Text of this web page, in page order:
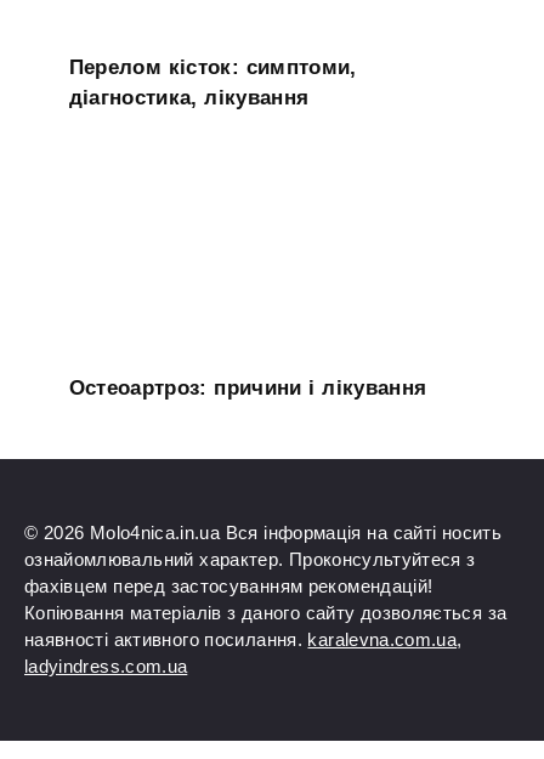
Перелом кісток: симптоми,
діагностика, лікування
Остеоартроз: причини і лікування
© 2026 Molo4nica.in.ua Вся інформація на сайті носить
ознайомлювальний характер. Проконсультуйтеся з
фахівцем перед застосуванням рекомендацій!
Копіювання матеріалів з даного сайту дозволяється за
наявності активного посилання. karalevna.com.ua,
ladyindress.com.ua